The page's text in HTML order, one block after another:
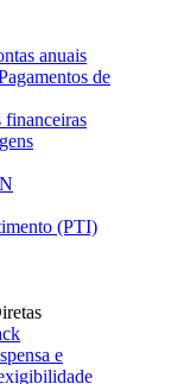
anuais
de
financeiras
(PTI)
e